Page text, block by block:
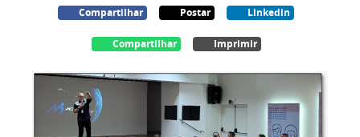
Compartilhar
Postar Linkedin
Compartilhar Imprimir